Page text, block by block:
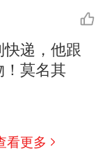
递，他跟
莫名其
看更多
刀的女孩，
家”改写了
？中国烹饪
传话劝弃考